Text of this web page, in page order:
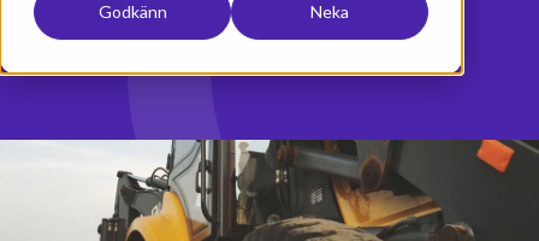
Godkänn Neka
language
Svenska
Logga in